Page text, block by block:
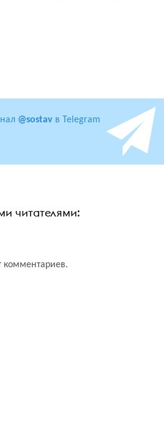
@sostav в Telegram
читателями:
комментариев.